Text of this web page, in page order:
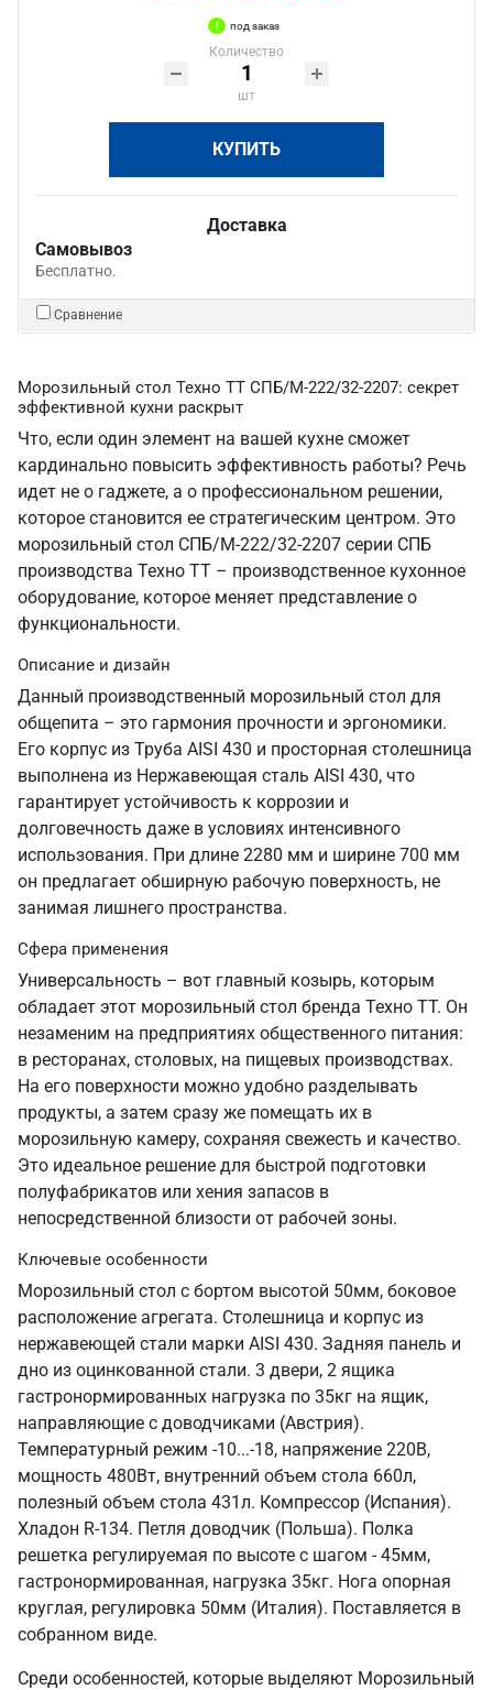
под заказ
Количество
шт
КУПИТЬ
Доставка
Самовывоз
Бесплатно.
Сравнение
Морозильный стол Техно ТТ СПБ/М-222/32-2207: секрет
эффективной кухни раскрыт
Что, если один элемент на вашей кухне сможет
кардинально повысить эффективность работы? Речь
идет не о гаджете, а о профессиональном решении,
которое становится ее стратегическим центром. Это
морозильный стол СПБ/М-222/32-2207 серии СПБ
производства Техно ТТ – производственное кухонное
оборудование, которое меняет представление о
функциональности.
Описание и дизайн
Данный производственный морозильный стол для
общепита – это гармония прочности и эргономики.
Его корпус из Труба AISI 430 и просторная столешница
выполнена из Нержавеющая сталь AISI 430, что
гарантирует устойчивость к коррозии и
долговечность даже в условиях интенсивного
использования. При длине 2280 мм и ширине 700 мм
он предлагает обширную рабочую поверхность, не
занимая лишнего пространства.
Сфера применения
Универсальность – вот главный козырь, которым
обладает этот морозильный стол бренда Техно ТТ. Он
незаменим на предприятиях общественного питания:
в ресторанах, столовых, на пищевых производствах.
На его поверхности можно удобно разделывать
продукты, а затем сразу же помещать их в
морозильную камеру, сохраняя свежесть и качество.
Это идеальное решение для быстрой подготовки
полуфабрикатов или хения запасов в
непосредственной близости от рабочей зоны.
Ключевые особенности
Морозильный стол с бортом высотой 50мм, боковое
расположение агрегата. Столешница и корпус из
нержавеющей стали марки AISI 430. Задняя панель и
дно из оцинкованной стали. 3 двери, 2 ящика
гастронормированных нагрузка по 35кг на ящик,
направляющие с доводчиками (Австрия).
Температурный режим -10...-18, напряжение 220В,
мощность 480Вт, внутренний объем стола 660л,
полезный объем стола 431л. Компрессор (Испания).
Хладон R-134. Петля доводчик (Польша). Полка
решетка регулируемая по высоте с шагом - 45мм,
гастронормированная, нагрузка 35кг. Нога опорная
круглая, регулировка 50мм (Италия). Поставляется в
собранном виде.
Среди особенностей, которые выделяют Морозильный